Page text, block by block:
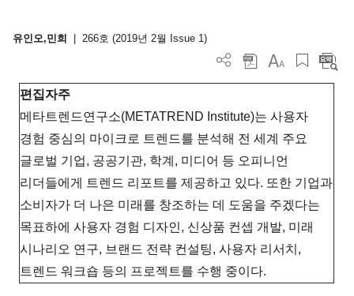
유인오,민희 266호 (2019년 2월 Issue 1)
편집자주
메타트렌드연구소(METATREND Institute)는 사용자
경험 중심의 마이크로 트렌드를 분석해 전 세계 주요
글로벌 기업, 공공기관, 학계, 미디어 등 오피니언
리더들에게 트렌드 리포트를 제공하고 있다. 또한 기업과
소비자가 더 나은 미래를 창조하는 데 도움을 주겠다는
목표하에 사용자 경험 디자인, 신상품 컨셉 개발, 미래
시나리오 연구, 브랜드 전략 컨설팅, 사용자 리서치,
트렌드 워크숍 등의 프로젝트를 수행 중이다.